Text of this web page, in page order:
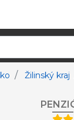
Žilinský kraj